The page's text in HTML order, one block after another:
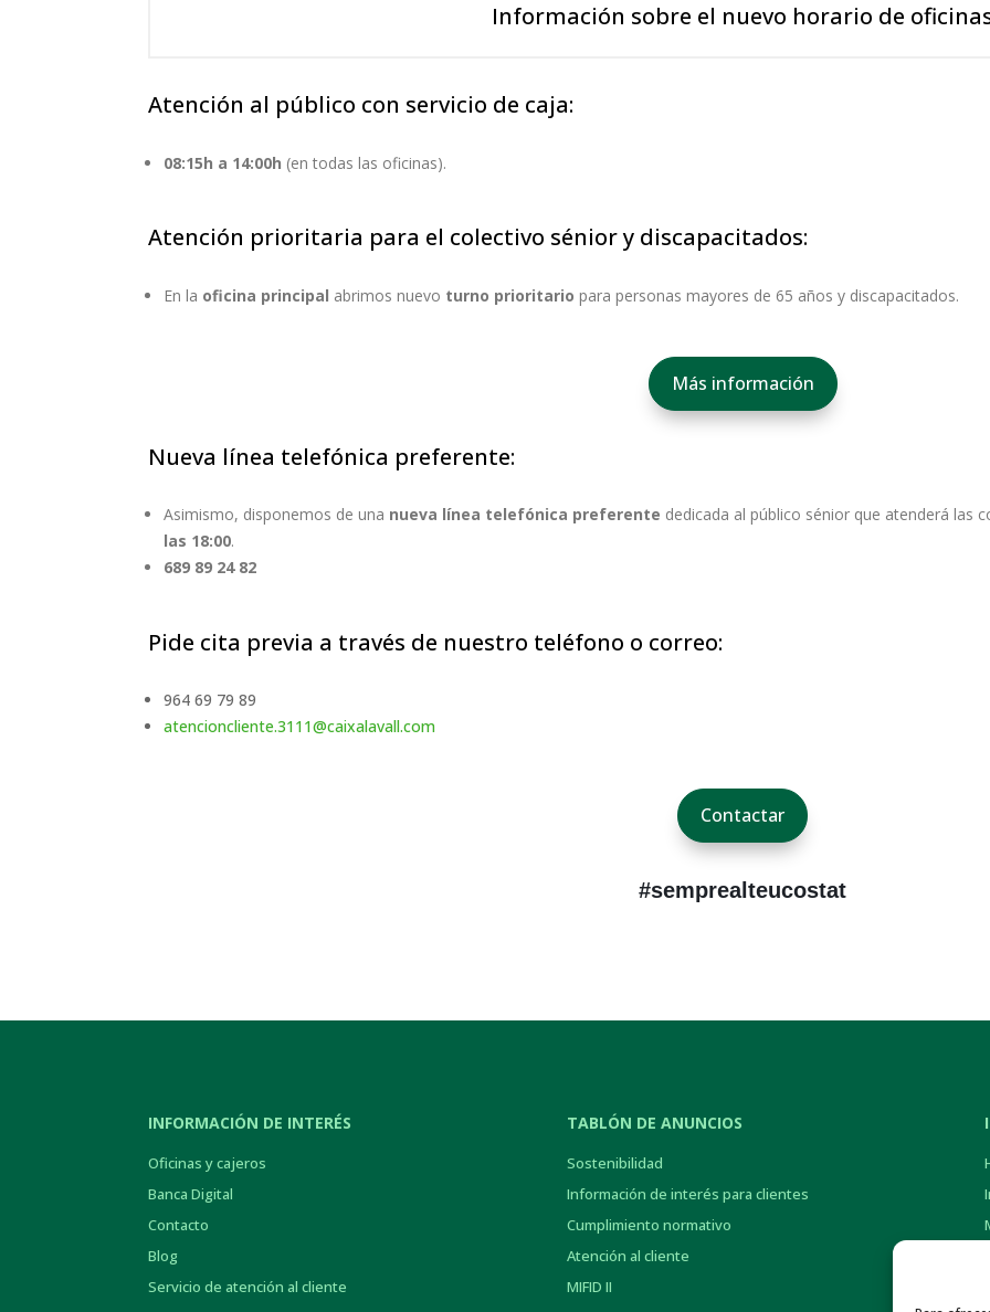
Información sobre el nuevo horario de
Atención al público con servicio de caja:
08:15h a 14:00h (en todas las oficinas).
Atención prioritaria para el colectivo sénior y discapacitados:
En la oficina principal abrimos nuevo turno prioritario para personas mayores de 65 años y discapacitados.
Más información
Nueva línea telefónica preferente:
Asimismo, disponemos de una nueva línea telefónica preferente dedicada al público sénior que atenderá las
las 18:00.
689 89 24 82
Pide cita previa a través de nuestro teléfono o correo:
964 69 79 89
atencioncliente.3111@caixalavall.com
Contactar
#semprealteucostat
INFORMACIÓN DE INTERÉS
Oficinas y cajeros
Banca Digital
Contacto
Blog
Servicio de atención al cliente
TABLÓN DE ANUNCIOS
Sostenibilidad
Información de interés para clientes
Cumplimiento normativo
Atención al cliente
MIFID II